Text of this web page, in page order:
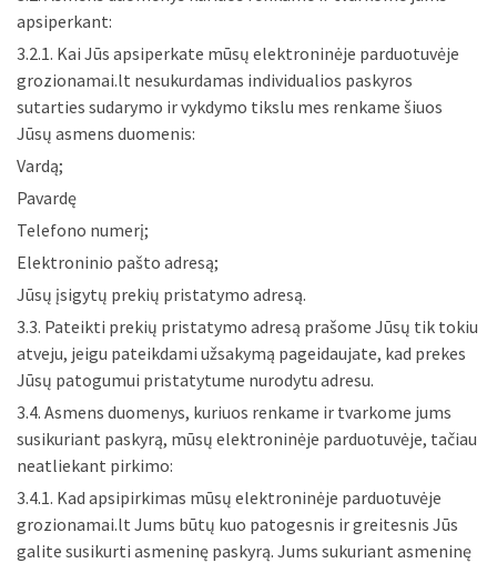
apsiperkant:
3.2.1. Kai Jūs apsiperkate mūsų elektroninėje parduotuvėje
grozionamai.lt nesukurdamas individualios paskyros
sutarties sudarymo ir vykdymo tikslu mes renkame šiuos
Jūsų asmens duomenis:
Vardą;
Pavardę
Telefono numerį;
Elektroninio pašto adresą;
Jūsų įsigytų prekių pristatymo adresą.
3.3. Pateikti prekių pristatymo adresą prašome Jūsų tik tokiu
atveju, jeigu pateikdami užsakymą pageidaujate, kad prekes
Jūsų patogumui pristatytume nurodytu adresu.
3.4. Asmens duomenys, kuriuos renkame ir tvarkome jums
susikuriant paskyrą, mūsų elektroninėje parduotuvėje, tačiau
neatliekant pirkimo:
3.4.1. Kad apsipirkimas mūsų elektroninėje parduotuvėje
grozionamai.lt Jums būtų kuo patogesnis ir greitesnis Jūs
galite susikurti asmeninę paskyrą. Jums sukuriant asmeninę